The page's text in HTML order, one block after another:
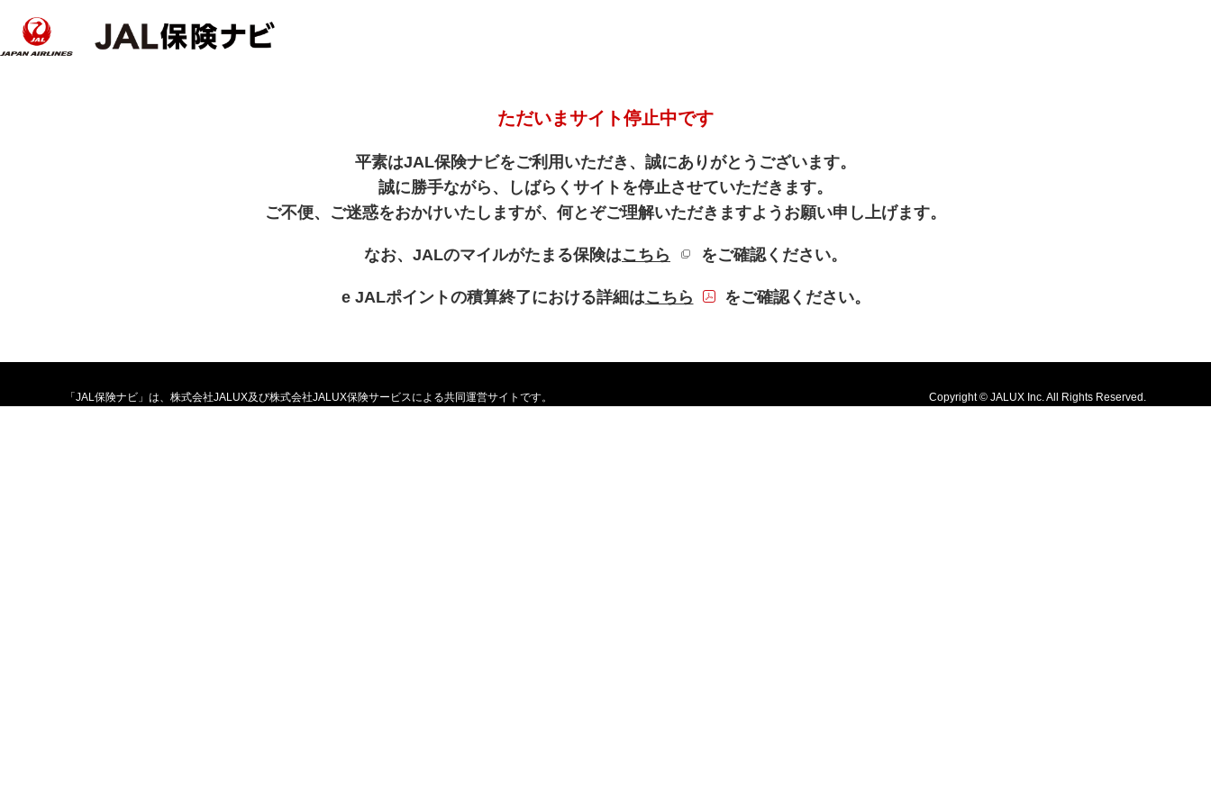
ただいまサイト停止中です
平素はJAL保険ナビをご利用いただき、誠にありがとうございます。
誠に勝手ながら、しばらくサイトを停止させていただきます。
ご不便、ご迷惑をおかけいたしますが、何とぞご理解いただきますようお願い申し上げます。
なお、JALのマイルがたまる保険はこちら 新規ウィンドウを開きます
をご確認ください。
e JALポイントの積算終了における詳細はこちら PDFファイルが新規ウィンドウで開きます
をご確認ください。
「JAL保険ナビ」は、株式会社JALUX及び株式会社JALUX保険サービスによる共同運営サイトです。 Copyright © JALUX Inc. All Rights Reserved.